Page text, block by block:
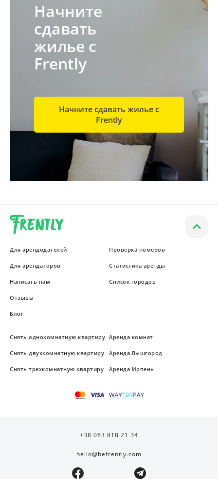
Начните
сдавать
жилье с
Frently
Начните сдавать жилье с
Frently
Для арендодателей
Для арендаторов
Написать нам
Отзывы
Блог
Проверка номеров
Статистика аренды
Список городов
Снять однокомнатную квартиру
Снять двухкомнатную квартиру
Снять трехкомнатную квартиру
Аренда комнат
Аренда Вышгород
Аренда Ирпень
+38 063 818 21 34
hello@befrently.com